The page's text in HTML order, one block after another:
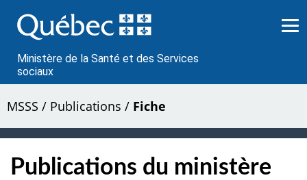
au
contenu
Ministère de la Santé et des Services
sociaux
MSSS / Publications / Fiche
Publications du ministère